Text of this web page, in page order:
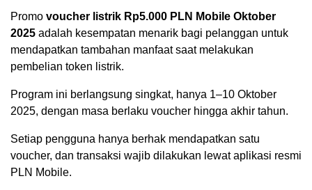
Promo voucher listrik Rp5.000 PLN Mobile Oktober
2025 adalah kesempatan menarik bagi pelanggan untuk
mendapatkan tambahan manfaat saat melakukan
pembelian token listrik.
Program ini berlangsung singkat, hanya 1–10 Oktober
2025, dengan masa berlaku voucher hingga akhir tahun.
Setiap pengguna hanya berhak mendapatkan satu
voucher, dan transaksi wajib dilakukan lewat aplikasi resmi
PLN Mobile.